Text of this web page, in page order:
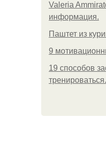
Valeria
информация.
Паштет из
9
19 способов
тренироваться.